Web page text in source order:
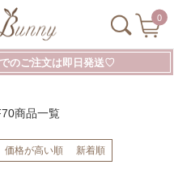
0
のご注文は即日発送♡
商品一覧
価格が高い順 新着順